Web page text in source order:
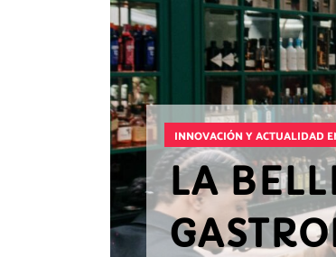
INNOVACIÓN Y ACTUALIDAD
LA